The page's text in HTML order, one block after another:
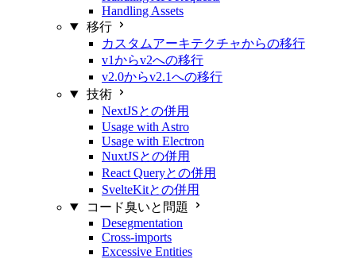
Handling Assets
移行
カスタムアーキテクチャからの移行
v1からv2への移行
v2.0からv2.1への移行
技術
NextJSとの併用
Usage with Astro
Usage with Electron
NuxtJSとの併用
React Queryとの併用
SvelteKitとの併用
コード臭いと問題
Desegmentation
Cross-imports
Excessive Entities